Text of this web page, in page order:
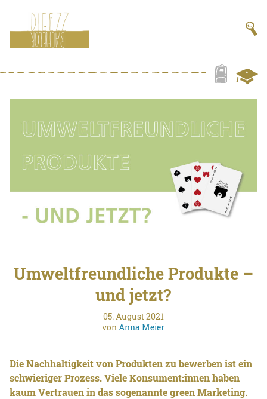
Umweltfreundliche Produkte –
und jetzt?
05. August 2021
vonAnna Meier
Die Nachhaltigkeit von Produkten zu bewerben ist ein
schwieriger Prozess. Viele Konsument:innen haben
kaum Vertrauen in das sogenannte green Marketing.